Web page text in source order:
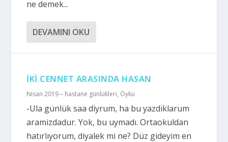
ne demek...
DEVAMINI OKU
İKİ CENNET ARASINDA HASAN
Nisan 2019 – hastane günlükleri, Öykü
-Ula günlük saa diyrum, ha bu yazdiklarum
aramizdadur. Yok, bu uymadı. Ortaokuldan
hatırlıyorum, diyalek mi ne? Düz gideyim en